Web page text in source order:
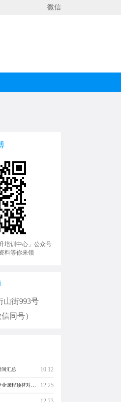
微信
培训中心」公众号
料等你来领
山街993号
同号）
间汇总 10.12
12.25